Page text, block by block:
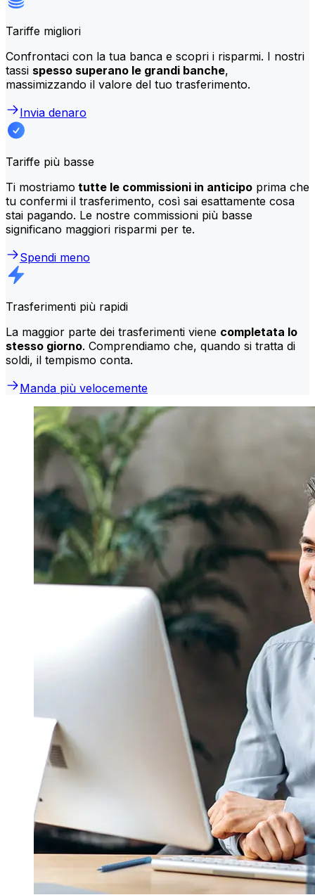
Tariffe migliori
Confrontaci con la tua banca e scopri i risparmi. I nostri
tassi spesso superano le grandi banche,
massimizzando il valore del tuo trasferimento.
Invia denaro
Tariffe più basse
Ti mostriamo tutte le commissioni in anticipo prima che
tu confermi il trasferimento, così sai esattamente cosa
stai pagando. Le nostre commissioni più basse
significano maggiori risparmi per te.
Spendi meno
Trasferimenti più rapidi
La maggior parte dei trasferimenti viene completata lo
stesso giorno. Comprendiamo che, quando si tratta di
soldi, il tempismo conta.
Manda più velocemente